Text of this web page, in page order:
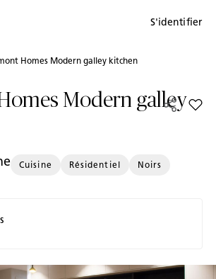
by Nature
Collection
S'identifier
Homes Modern galley kitchen
Modern galleyAdd
Cuisine Résidentiel Noirs